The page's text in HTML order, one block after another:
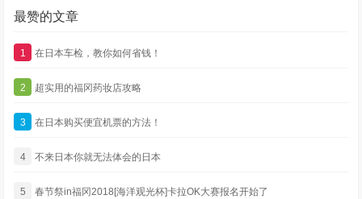
最赞的文章
1 在日本车检，教你如何省钱！
2 超实用的福冈药妆店攻略
3 在日本购买便宜机票的方法！
4 不来日本你就无法体会的日本
5 春节祭in福冈2018[海洋观光杯]卡拉OK大赛报名开始了